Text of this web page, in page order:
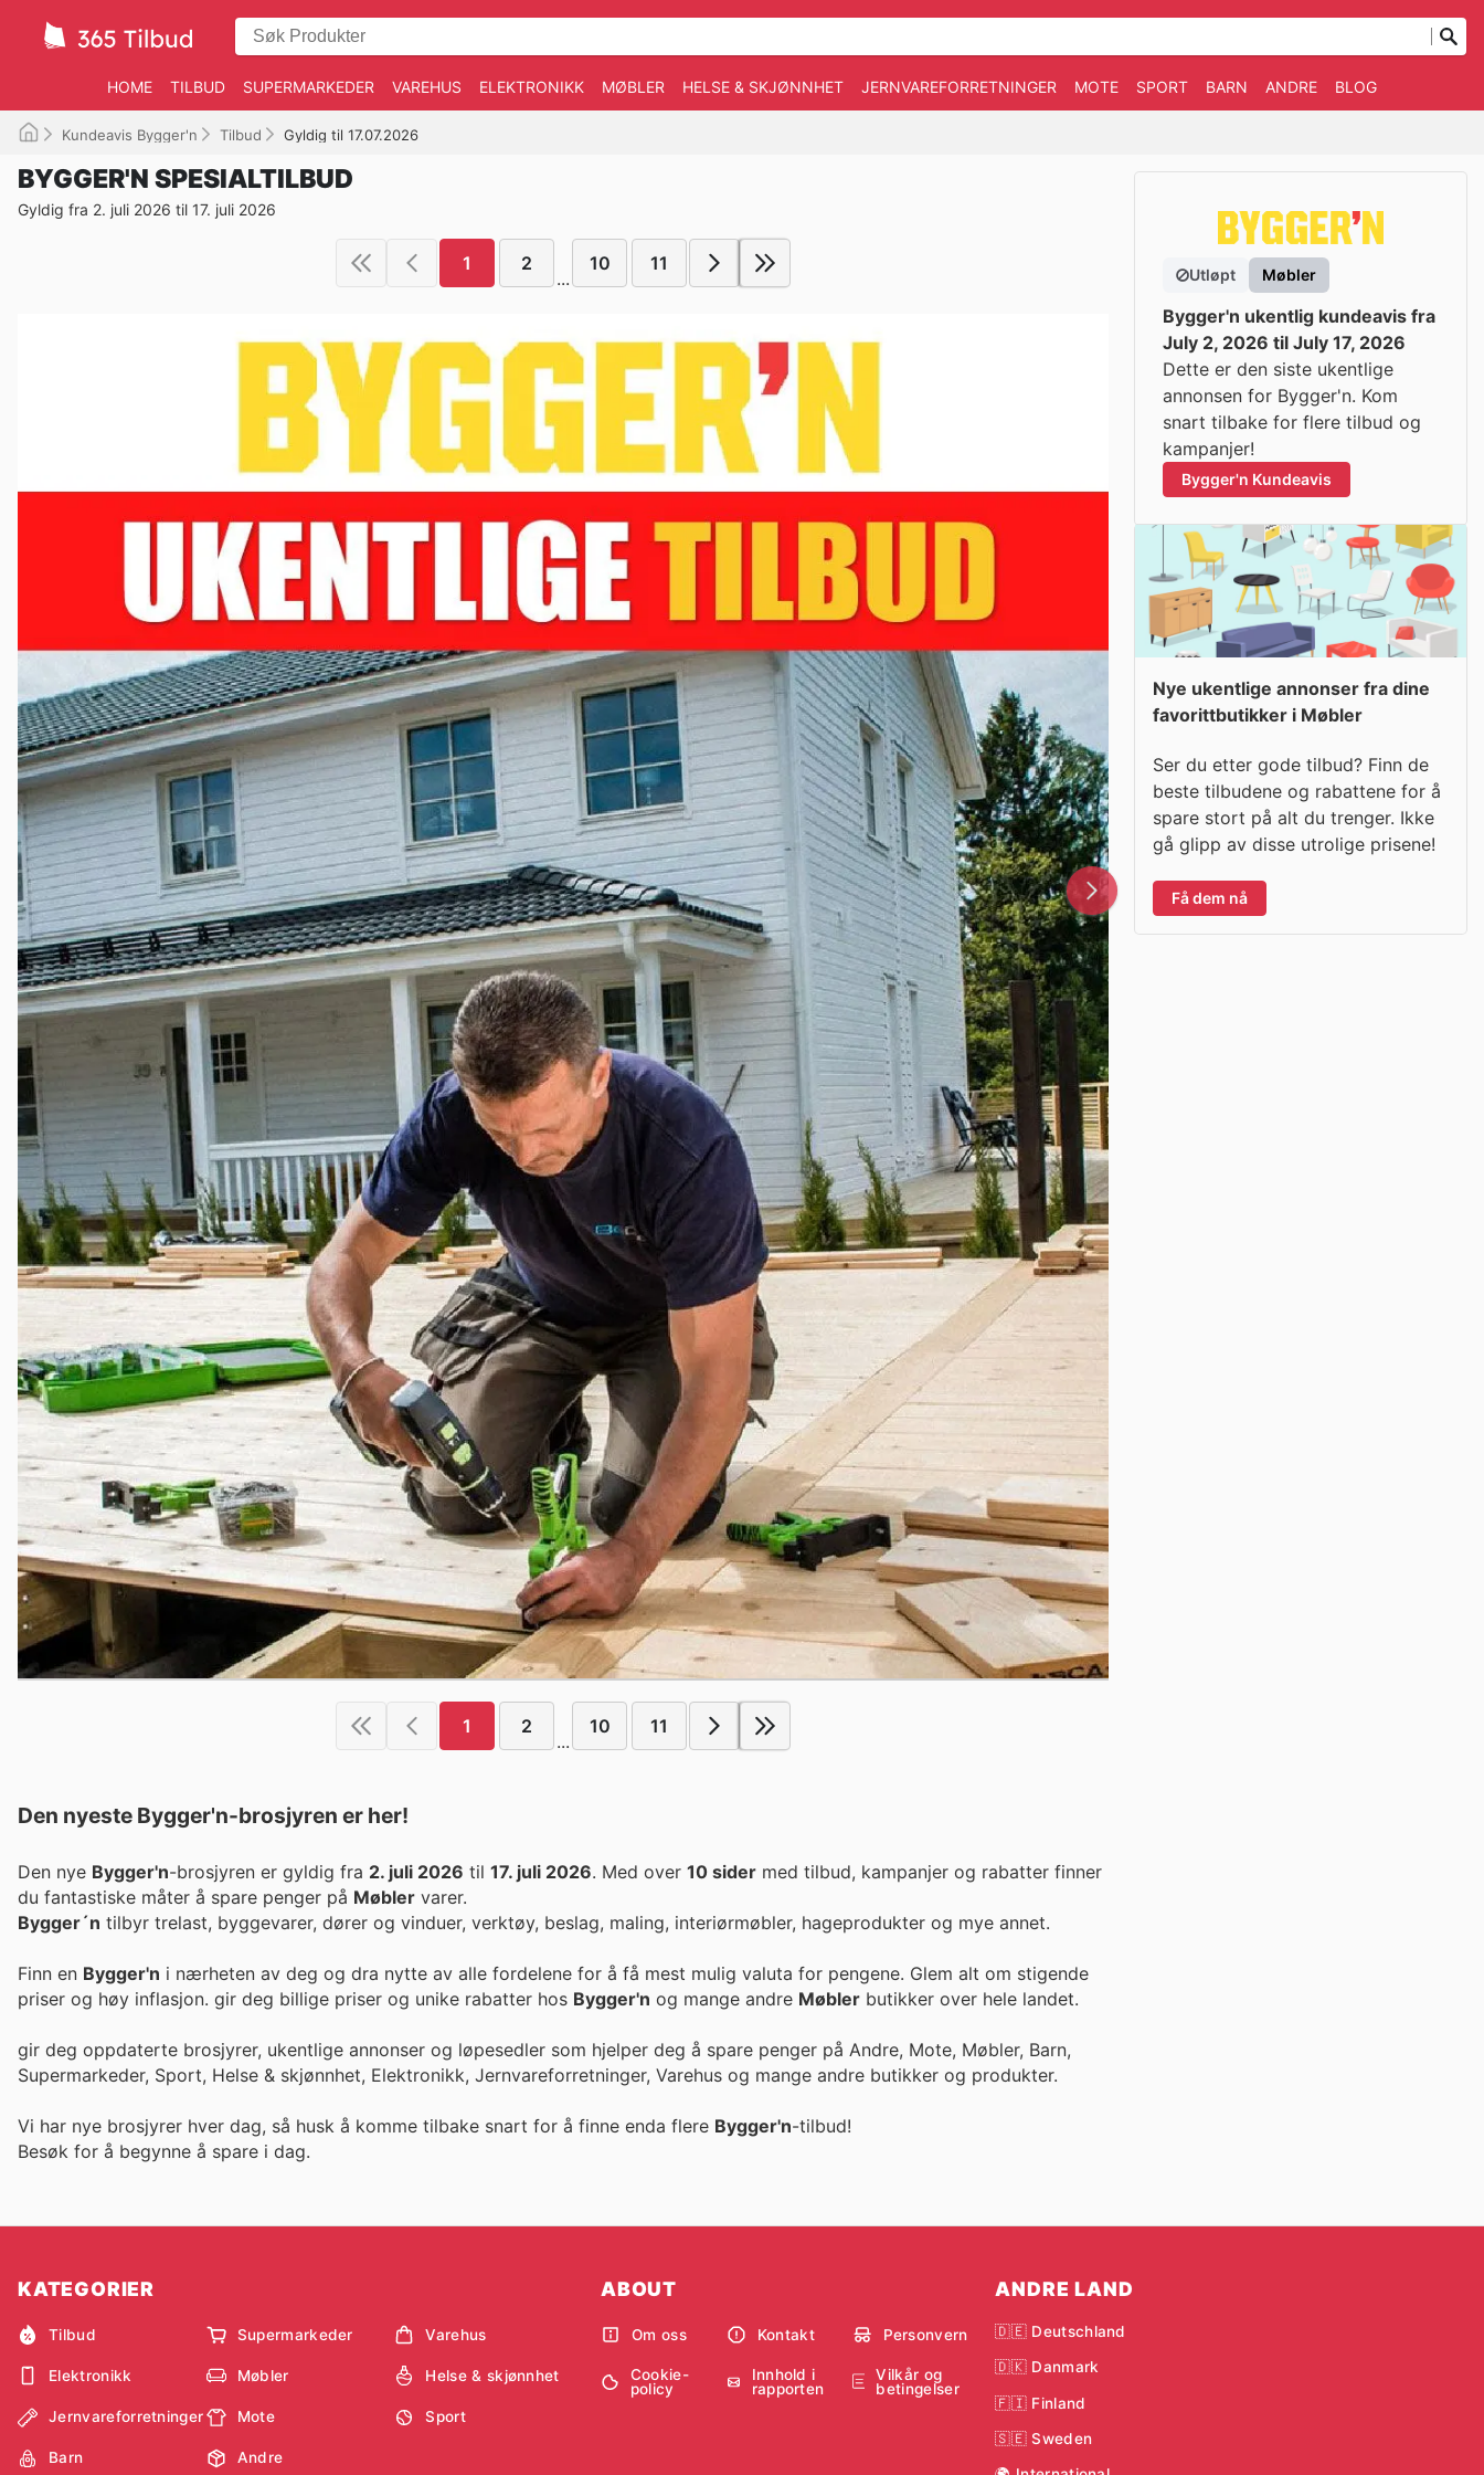
HOME TILBUD SUPERMARKEDER VAREHUS ELEKTRONIKK MØBLER HELSE & SKJØNNHET JERNVAREFORRETNINGER MOTE SPORT BARN ANDRE BLOG
Kundeavis Bygger'n Tilbud Gyldig til 17.07.2026
BYGGER'N SPESIALTILBUD
Gyldig fra 2. juli 2026 til 17. juli 2026
1 2
...
10 11
1 2
...
10 11
Den nyeste Bygger'n-brosjyren er her!
Den nye Bygger'n-brosjyren er gyldig fra 2. juli 2026 til 17. juli 2026. Med over 10 sider med tilbud, kampanjer og rabatter finner
du fantastiske måter å spare penger på Møbler varer.
Bygger´n tilbyr trelast, byggevarer, dører og vinduer, verktøy, beslag, maling, interiørmøbler, hageprodukter og mye annet.
Finn en Bygger'n i nærheten av deg og dra nytte av alle fordelene for å få mest mulig valuta for pengene. Glem alt om stigende
priser og høy inflasjon. gir deg billige priser og unike rabatter hos Bygger'n og mange andre Møbler butikker over hele landet.
gir deg oppdaterte brosjyrer, ukentlige annonser og løpesedler som hjelper deg å spare penger på Andre, Mote, Møbler, Barn,
Supermarkeder, Sport, Helse & skjønnhet, Elektronikk, Jernvareforretninger, Varehus og mange andre butikker og produkter.
Vi har nye brosjyrer hver dag, så husk å komme tilbake snart for å finne enda flere Bygger'n-tilbud!
Besøk for å begynne å spare i dag.
Utløpt Møbler
Bygger'n ukentlig kundeavis fra
July 2, 2026 til July 17, 2026
Dette er den siste ukentlige
annonsen for Bygger'n. Kom
snart tilbake for flere tilbud og
kampanjer!
Bygger'n Kundeavis
Nye ukentlige annonser fra dine
favorittbutikker i Møbler
Ser du etter gode tilbud? Finn de
beste tilbudene og rabattene for å
spare stort på alt du trenger. Ikke
gå glipp av disse utrolige prisene!
Få dem nå
KATEGORIER
Tilbud Supermarkeder Varehus
Elektronikk Møbler Helse & skjønnhet
Jernvareforretninger Mote Sport
Barn Andre
ABOUT
Om oss Kontakt Personvern
Cookie-
policy
Innhold i
rapporten
Vilkår og
betingelser
ANDRE LAND
🇩🇪 Deutschland
🇩🇰 Danmark
🇫🇮 Finland
🇸🇪 Sweden